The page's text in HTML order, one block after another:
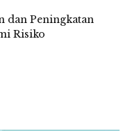
dan Peningkatan
Risiko